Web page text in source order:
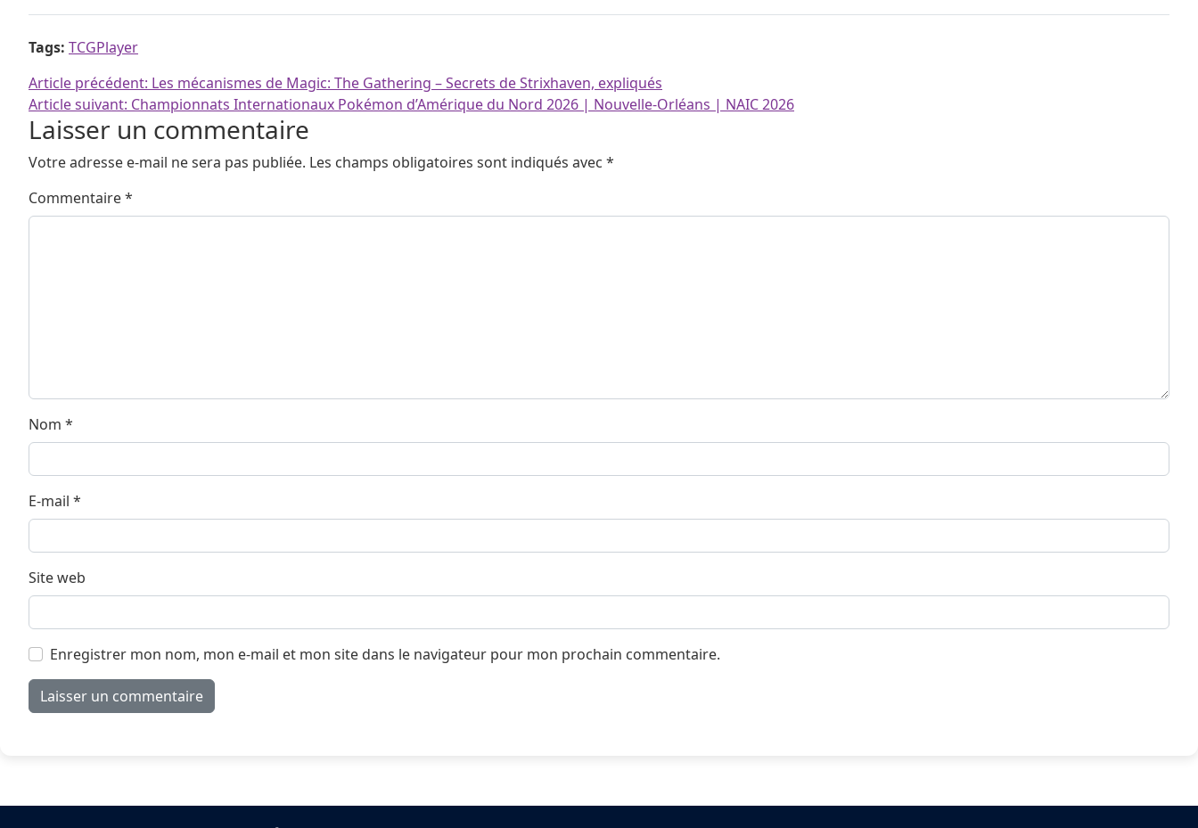
Tags: TCGPlayer
Navigation de l’article
Article précédent: Les mécanismes de Magic: The Gathering – Secrets de Strixhaven, expliqués
Article suivant: Championnats Internationaux Pokémon d’Amérique du Nord 2026 | Nouvelle-Orléans | NAIC 2026
Laisser un commentaire
Votre adresse e-mail ne sera pas publiée. Les champs obligatoires sont indiqués avec *
Commentaire*
Nom *
E-mail *
Site web
Enregistrer mon nom, mon e-mail et mon site dans le navigateur pour mon prochain commentaire.